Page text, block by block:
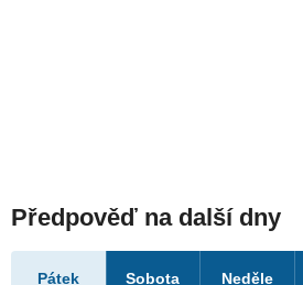
Předpověď na další dny
Pátek Sobota Neděle